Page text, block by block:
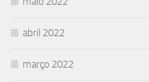
abril 2022
março 2022